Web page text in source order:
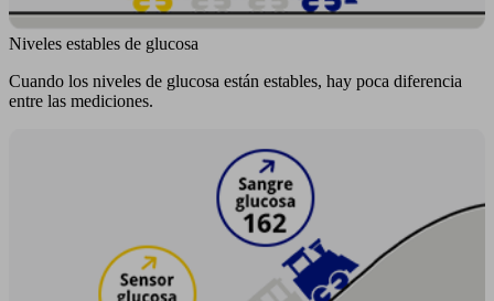
Niveles estables de glucosa
Cuando los niveles de glucosa están estables, hay poca diferencia
entre las mediciones.